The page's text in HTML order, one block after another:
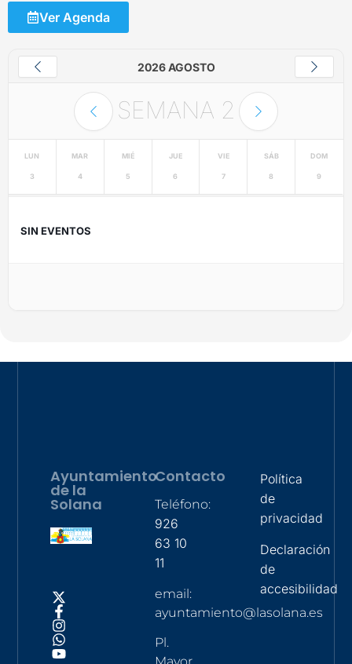
Ver Agenda
2026 AGOSTO
SEMANA 2
LUN
3
MAR
4
MIÉ
5
JUE
6
VIE
7
SÁB
8
DOM
9
SIN EVENTOS
Ayuntamiento
de la
Solana
Contacto
Teléfono:
926
63 10
11
email:
ayuntamiento@lasolana.es
Pl.
Política
de
privacidad
Declaración
de
accesibilidad